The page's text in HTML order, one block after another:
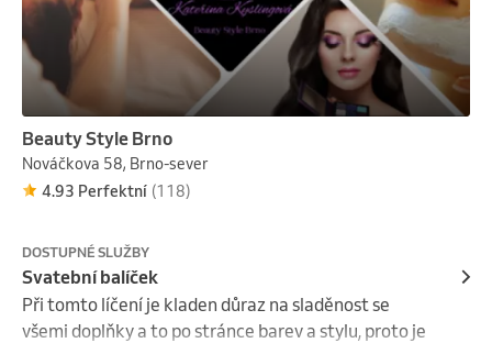
make-up (900 Kč), účes (700 Kč)/60-90 min.
Doprava na místo svatby: Brno (600 Kč);  mimo Brno
(12 Kč/km)
Beauty Style Brno
Nováčkova 58, Brno-sever
4.93 Perfektní (118)
DOSTUPNÉ SLUŽBY
Svatební balíček
Při tomto líčení je kladen důraz na sladěnost se
všemi doplňky a to po stránce barev a stylu, proto je